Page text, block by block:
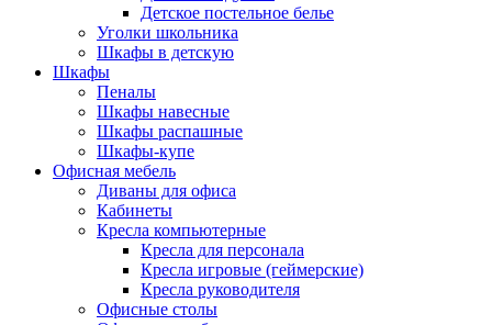
Детское постельное белье
Уголки школьника
Шкафы в детскую
Шкафы
Пеналы
Шкафы навесные
Шкафы распашные
Шкафы-купе
Офисная мебель
Диваны для офиса
Кабинеты
Кресла компьютерные
Кресла для персонала
Кресла игровые (геймерские)
Кресла руководителя
Офисные столы